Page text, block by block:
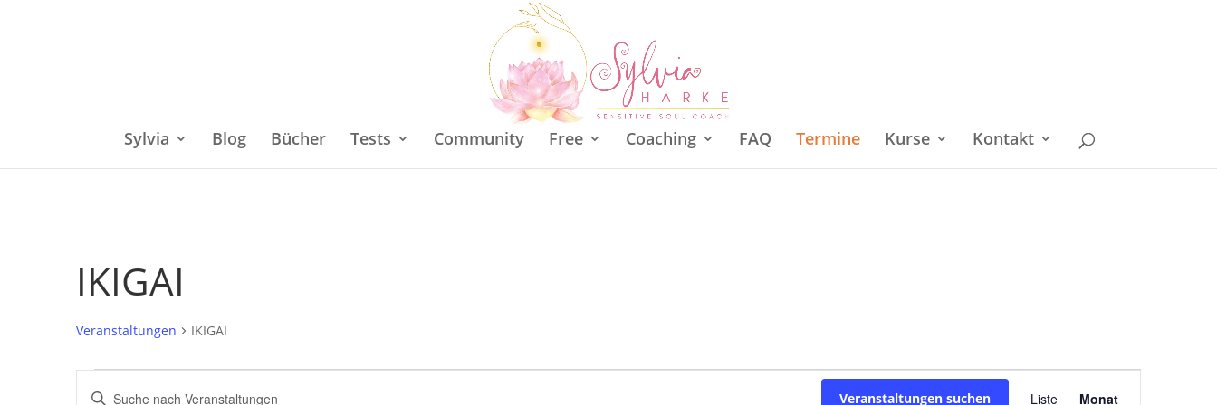
Sylvia Blog Bücher Tests Community Free Coaching FAQ Termine Kurse Kontakt
IKIGAI
Veranstaltungen IKIGAI
Veranstaltungen
Bitte
Veranstaltungen suchen Liste Monat